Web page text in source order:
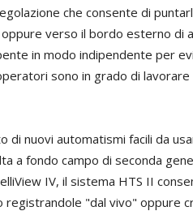
che consente di
verso il bordo esterno di
in modo indipendente per
sono in grado di
di nuovi automatismi facili da
a fondo campo di seconda
IV, il sistema HTS II
"dal vivo" oppure